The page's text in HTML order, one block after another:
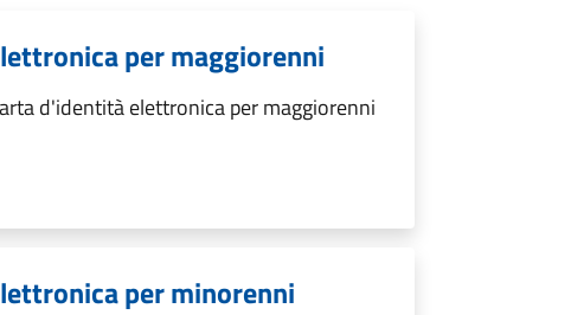
per maggiorenni
d'identità elettronica per maggiorenni
per minorenni